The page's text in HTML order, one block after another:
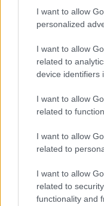
I want to allow
personalized
I want to allow
related to
device identifiers
I want to allow
related to
I want to allow
related to
I want to allow
related to
functionality and
HÍRLEVÉL
E-mail cím
Feliratkozom a
szabályzatot!